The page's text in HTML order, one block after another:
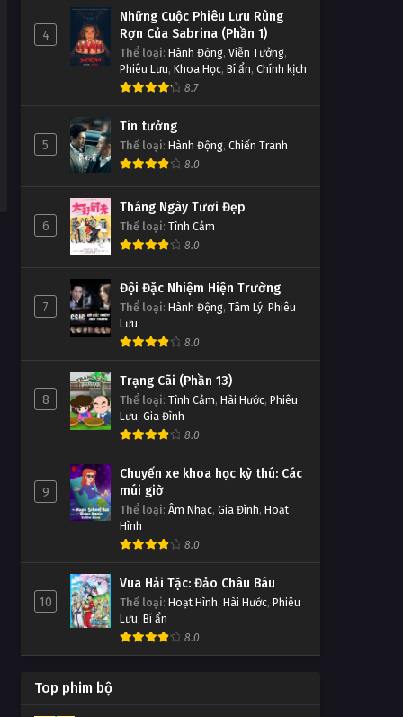
Tập Tập 722
Thử Thách Thần Tượng Tập
Tập 721
Thử Thách Thần Tượng Tập
Tập 720
Thử Thách Thần Tượng Tập
Tập 719
Thử Thách Thần Tượng Tập
Tập 718
Tập Tập 718
Thử Thách Thần Tượng Tập
Tập 717
Tập Tập 717
Thử Thách Thần Tượng Tập
Tập 716
Tập Tập 716
Tập 715
Tập Tập 715
Thử Thách Thần Tượng Tập
Tập 649
Thử Thách Thần Tượng Tập
648
Thử Thách Thần Tượng Tập
647
Tập 647
Thử Thách Thần Tượng Tập
Tập 646
Thử Thách Thần Tượng Tập
645
Thử Thách Thần Tượng Tập
644
Thử Thách Thần Tượng Tập
643
Tập 643
Thử Thách Thần Tượng Tập
642
Tập 642
Thử Thách Thần Tượng Tập
4
Những Cuộc Phiêu Lưu Rùng
Rợn Của Sabrina (Phần 1)
Thể loại: Hành Động, Viễn Tưởng,
Phiêu Lưu, Khoa Học, Bí ẩn, Chính kịch
8.7
5
Tin tưởng
Thể loại: Hành Động, Chiến Tranh
8.0
6
Tháng Ngày Tươi Đẹp
Thể loại: Tình Cảm
8.0
7
Đội Đặc Nhiệm Hiện Trường
Thể loại: Hành Động, Tâm Lý, Phiêu
Lưu
8.0
8
Trạng Cãi (Phần 13)
Thể loại: Tình Cảm, Hài Hước, Phiêu
Lưu, Gia Đình
8.0
9
Chuyến xe khoa học kỳ thú: Các
múi giờ
Thể loại: Âm Nhạc, Gia Đình, Hoạt
Hình
8.0
10
Vua Hải Tặc: Đảo Châu Báu
Thể loại: Hoạt Hình, Hài Hước, Phiêu
Lưu, Bí ẩn
8.0
Top phim bộ